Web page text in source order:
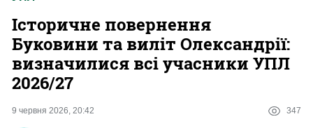
Єврокубки
УПЛ
Історичне повернення
Буковини та виліт Олександрії:
визначилися всі учасники УПЛ
2026/27
9 червня 2026, 20:42 347